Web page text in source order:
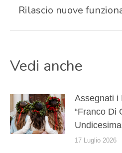
post
Rilascio nuove
Vedi anche
Assegnati i
“Franco Di
17 Luglio 2026